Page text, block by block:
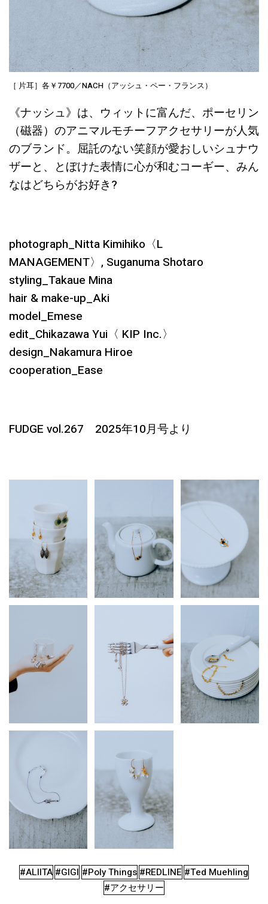
［ 片耳］各￥7700／NACH（アッシュ・ペー・フランス）
《ナッシュ》は、ウィットに富んだ、ポーセリン
（磁器）のアニマルモチーフアクセサリーが人気
のブランド。屈託のない笑顔が愛おしいシュナウ
ザーと、とぼけた表情に心が和むコーギー、みん
なはどちらがお好き?
photograph_Nitta Kimihiko〈L
MANAGEMENT〉, Suganuma Shotaro
styling_Takaue Mina
hair & make-up_Aki
model_Emese
edit_Chikazawa Yui〈 KIP Inc.〉
design_Nakamura Hiroe
cooperation_Ease
FUDGE vol.267 2025年10月号より
#ALIITA #GIGI #Poly Things #REDLINE #Ted Muehling
#アクセサリー